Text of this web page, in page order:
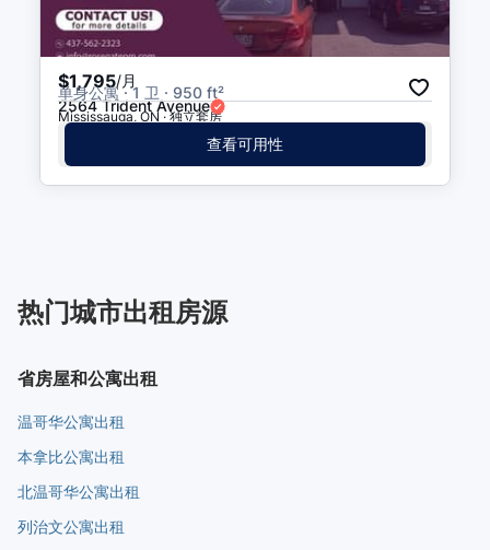
$1,795/月
单身公寓 · 1 卫 · 950 ft²
2564 Trident Avenue
Mississauga, ON · 独立套房
查看可用性
热门城市出租房源
省房屋和公寓出租
温哥华公寓出租
本拿比公寓出租
北温哥华公寓出租
列治文公寓出租